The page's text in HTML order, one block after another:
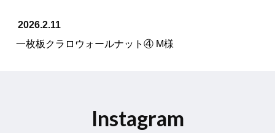
2026.2.11
一枚板クラロウォールナット④ M様
Instagram